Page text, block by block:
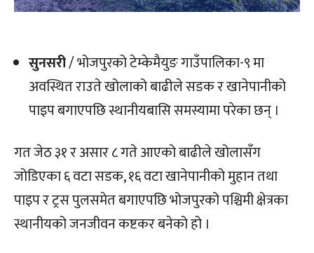
सुनसरी/ भोजपुरको टेम्केमैयुङ गाउँपालिका-९ मा
अवस्थित राउते खोलाको बाढीले सडक र खानेपानीको
पाइप बगाएपछि स्थानीयबासि समस्यामा परेका छन् ।
गत जेठ ३१ र असार ८ गते आएको बाढीले खोलासँग
जोडिएका ६ वटा सडक, १६ वटा खानेपानीको मुहान तथा
पाइप र ट्रस पुलसमेत बगाएपछि भोजपुरको पश्चिमी क्षेत्रका
स्थानीयको जनजीवन कष्टकर बनेको हो ।